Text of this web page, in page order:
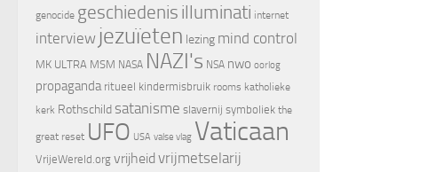
genocide geschiedenis illuminati internet
interview jezuïeten lezing mind control
MK ULTRA MSM NASA NAZI's NSA nwo oorlog
propaganda ritueel kindermisbruik rooms katholieke
kerk Rothschild satanisme slavernij symboliek the
great reset UFO USA valse vlag Vaticaan
VrijeWereld.org vrijheid vrijmetselarij